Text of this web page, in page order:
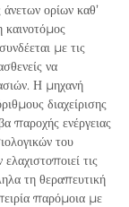
ορίων καθ’
καινοτόμος
με τις
να
Η μηχανή
διαχείρισης
παροχής ενέργειας
του
τις
τη θεραπευτική
παρόμοια με